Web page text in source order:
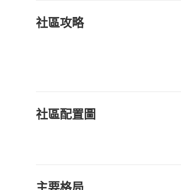
社區攻略
社區配置圖
主要格局